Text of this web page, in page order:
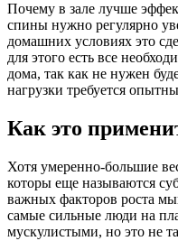
Почему в зале лучше
спины нужно регулярно
домашних условиях это
для этого есть все
дома, так как не нужен
нагрузки требуется
Как это
Хотя умеренно-большие
которы еще называются
важных факторов роста
самые сильные люди на
мускулистыми, но это не